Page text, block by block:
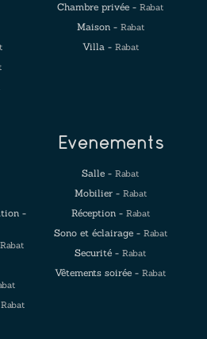
Chambre privée - Rabat
Maison - Rabat
Villa - Rabat
-
Rabat
Rabat
Evenements
Salle - Rabat
Mobilier - Rabat
Réception - Rabat
Sono et éclairage - Rabat
Securité - Rabat
Vêtements soirée - Rabat